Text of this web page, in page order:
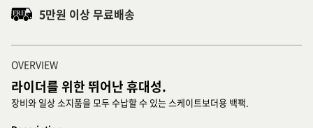
5만원 이상 무료배송
OVERVIEW
라이더를 위한 뛰어난 휴대성.
장비와 일상 소지품을 모두 수납할 수 있는 스케이트보더용 백팩.